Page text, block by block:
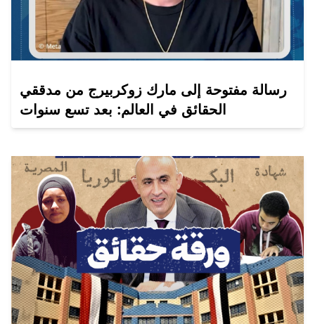
رسالة مفتوحة إلى مارك زوكربيرج من مدققي
الحقائق في العالم: بعد تسع سنوات